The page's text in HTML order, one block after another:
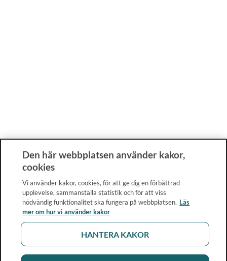
Den här webbplatsen använder kakor,
cookies
Vi använder kakor, cookies, för att ge dig en förbättrad
upplevelse, sammanställa statistik och för att viss
nödvändig funktionalitet ska fungera på webbplatsen. Läs
mer om hur vi använder kakor
HANTERA KAKOR